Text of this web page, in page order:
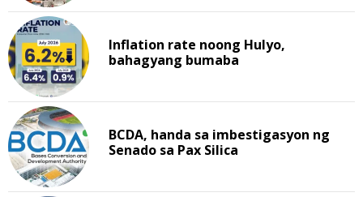
Inflation rate noong Hulyo,
bahagyang bumaba
BCDA, handa sa imbestigasyon ng
Senado sa Pax Silica